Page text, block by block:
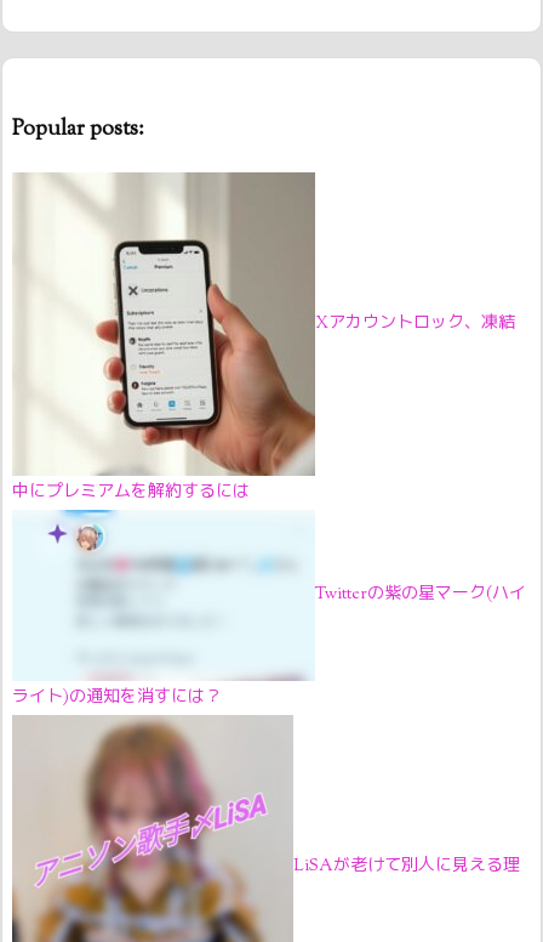
Popular posts:
Xアカウントロック、凍結
中にプレミアムを解約するには
Twitterの紫の星マーク(ハイ
ライト)の通知を消すには？
LiSAが老けて別人に見える理